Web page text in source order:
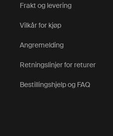
Frakt og levering
Vilkår for kjøp
Angremelding
Retningslinjer for returer
Bestillingshjelp og FAQ